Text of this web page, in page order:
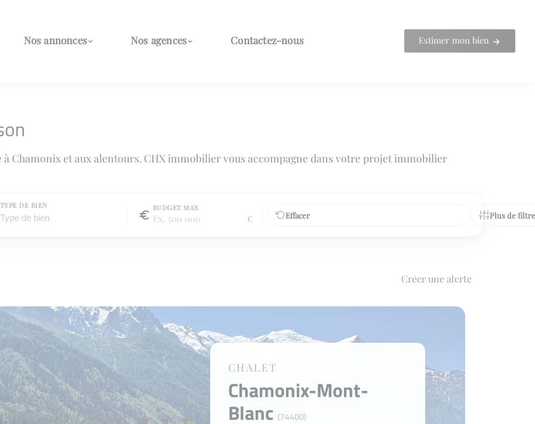
Nos annonces Nos agences Contactez-nous Estimer mon bien
Chamonix et aux alentours. CHX immobilier vous accompagne dans votre projet immobilier
TYPE DE BIEN BUDGET MAX
€ Effacer Plus de
Créer une alerte
CHALET
Chamonix-Mont-
Blanc (74400)